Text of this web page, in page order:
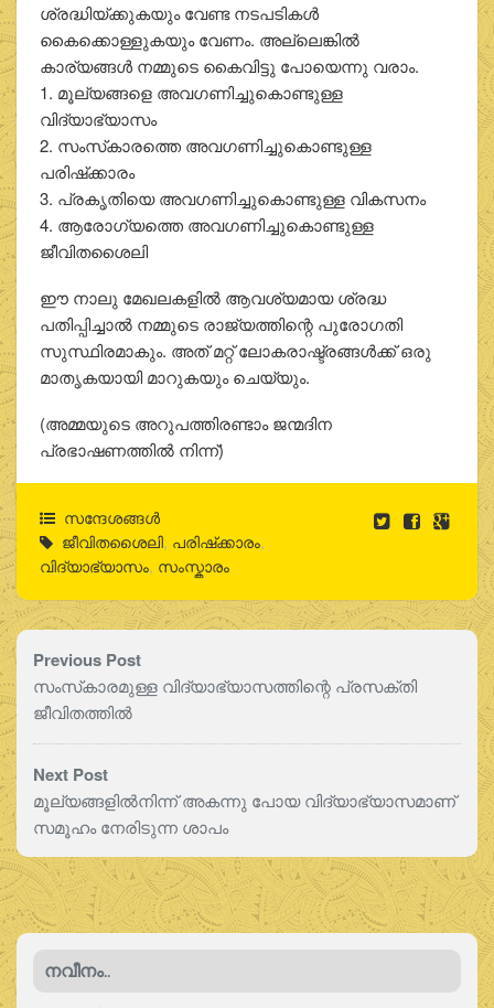
ശ്രദ്ധിയ്ക്കുകയും വേണ്ട നടപടികള്‍
കൈക്കൊള്ളുകയും വേണം. അല്ലെങ്കില്‍
കാര്യങ്ങള്‍ നമ്മുടെ കൈവിട്ടു പോയെന്നു വരാം.
1. മൂല്യങ്ങളെ അവഗണിച്ചുകൊണ്ടുള്ള
വിദ്യാഭ്യാസം
2. സംസ്‌കാരത്തെ അവഗണിച്ചുകൊണ്ടുള്ള
പരിഷ്‌ക്കാരം
3. പ്രകൃതിയെ അവഗണിച്ചുകൊണ്ടുള്ള വികസനം
4. ആരോഗ്യത്തെ അവഗണിച്ചുകൊണ്ടുള്ള
ജീവിതശൈലി
ഈ നാലു മേഖലകളില്‍ ആവശ്യമായ ശ്രദ്ധ
പതിപ്പിച്ചാല്‍ നമ്മുടെ രാജ്യത്തിന്റെ പുരോഗതി
സുസ്ഥിരമാകും. അത് മറ്റ് ലോകരാഷ്ട്രങ്ങള്‍ക്ക് ഒരു
മാതൃകയായി മാറുകയും ചെയ്യും.
(അമ്മയുടെ അറുപത്തിരണ്ടാം ജന്മദിന
പ്രഭാഷണത്തിൽ നിന്ന്)
സന്ദേശങ്ങൾ
ജീവിതശൈലി, പരിഷ്‌ക്കാരം,
വിദ്യാഭ്യാസം, സംസ്കാരം
Previous Post
സംസ്‌കാരമുള്ള വിദ്യാഭ്യാസത്തിന്റെ പ്രസക്തി
ജീവിതത്തില്‍
Next Post
മൂല്യങ്ങളില്‍നിന്ന് അകന്നു പോയ വിദ്യാഭ്യാസമാണ്
സമൂഹം നേരിടുന്ന ശാപം
നവീനം..